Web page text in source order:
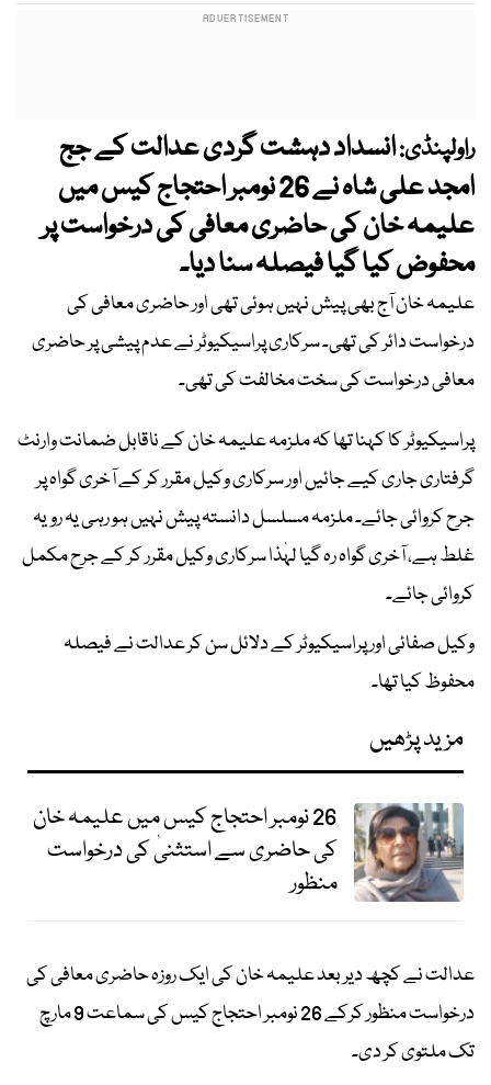
راولپنڈی:انسداد دہشت گردی عدالت کے جج
امجد علی شاہ نے 26 نومبر احتجاج کیس میں
علیمہ خان کی حاضری معافی کی درخواست پر
محفوض کیا گیا فیصلہ سنا دیا۔
علیمہ خان آج بھی پیش نہیں ہوئی تھی اور حاضری معافی کی
درخواست دائر کی تھی۔ سرکاری پراسیکیوٹر نے عدم پیشی پر حاضری
معافی درخواست کی سخت مخالفت کی تھی۔
پراسیکیوٹر کا کہنا تھا کہ ملزمہ علیمہ خان کے ناقابل ضمانت وارنٹ
گرفتاری جاری کیے جائیں اور سرکاری وکیل مقرر کر کے آخری گواہ پر
جرح کروائی جائے۔ ملزمہ مسلسل دانستہ پیش نہیں ہو رہی یہ رویہ
غلط ہے، آخری گواہ رہ گیا لہٰذا سرکاری وکیل مقرر کر کے جرح مکمل
کروائی جائے۔
وکیل صفائی اور پراسیکیوٹر کے دلائل سن کر عدالت نے فیصلہ
محفوظ کیا تھا۔
مزید پڑھیں
26 نومبر احتجاج کیس میں علیمہ خان
کی حاضری سے استثنیٰ کی درخواست
منظور
عدالت نے کچھ دیر بعد علیمہ خان کی ایک روزہ حاضری معافی کی
درخواست منظور کرکے 26 نومبر احتجاج کیس کی سماعت 9 مارچ
تک ملتوی کر دی۔